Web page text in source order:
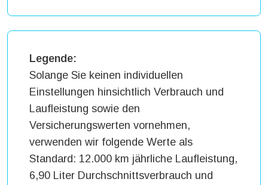
Legende:
Solange Sie keinen individuellen
Einstellungen hinsichtlich Verbrauch und
Laufleistung sowie den
Versicherungswerten vornehmen,
verwenden wir folgende Werte als
Standard: 12.000 km jährliche Laufleistung,
6,90 Liter Durchschnittsverbrauch und